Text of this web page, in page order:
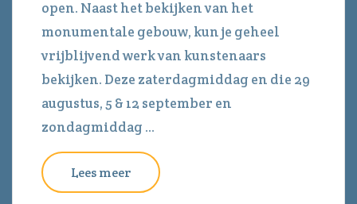
open. Naast het bekijken van het
monumentale gebouw, kun je geheel
vrijblijvend werk van kunstenaars
bekijken. Deze zaterdagmiddag en die 29
augustus, 5 & 12 september en
zondagmiddag ...
Lees meer